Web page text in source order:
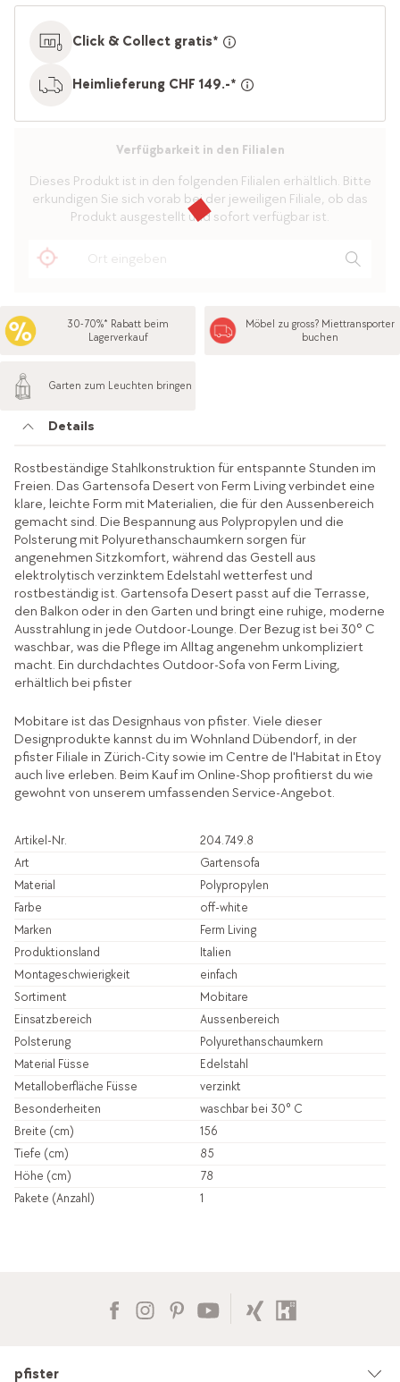
Click & Collect gratis*
Heimlieferung CHF 149.-*
Verfügbarkeit in den Filialen
Dieses Produkt ist in den folgenden Filialen erhältlich. Bitte
erkundigen Sie sich vorab bei der jeweiligen Filiale, ob das
Produkt ausgestellt und sofort verfügbar ist.
30-70%* Rabatt beim
Lagerverkauf
Möbel zu gross? Miettransporter
buchen
Garten zum Leuchten bringen
Details
Rostbeständige Stahlkonstruktion für entspannte Stunden im
Freien. Das Gartensofa Desert von Ferm Living verbindet eine
klare, leichte Form mit Materialien, die für den Aussenbereich
gemacht sind. Die Bespannung aus Polypropylen und die
Polsterung mit Polyurethanschaumkern sorgen für
angenehmen Sitzkomfort, während das Gestell aus
elektrolytisch verzinktem Edelstahl wetterfest und
rostbeständig ist. Gartensofa Desert passt auf die Terrasse,
den Balkon oder in den Garten und bringt eine ruhige, moderne
Ausstrahlung in jede Outdoor-Lounge. Der Bezug ist bei 30° C
waschbar, was die Pflege im Alltag angenehm unkompliziert
macht. Ein durchdachtes Outdoor-Sofa von Ferm Living,
erhältlich bei pfister
Mobitare ist das Designhaus von pfister. Viele dieser
Designprodukte kannst du im Wohnland Dübendorf, in der
pfister Filiale in Zürich-City sowie im Centre de l'Habitat in Etoy
auch live erleben. Beim Kauf im Online-Shop profitierst du wie
gewohnt von unserem umfassenden Service-Angebot.
Artikel-Nr.
204.749.8
Art
Gartensofa
Material
Polypropylen
Farbe
off-white
Marken
Ferm Living
Produktionsland
Italien
Montageschwierigkeit
einfach
Sortiment
Mobitare
Einsatzbereich
Aussenbereich
Polsterung
Polyurethanschaumkern
Material Füsse
Edelstahl
Metalloberfläche Füsse
verzinkt
Besonderheiten
waschbar bei 30° C
Breite (cm)
156
Tiefe (cm)
85
Höhe (cm)
78
Pakete (Anzahl)
1
pfister